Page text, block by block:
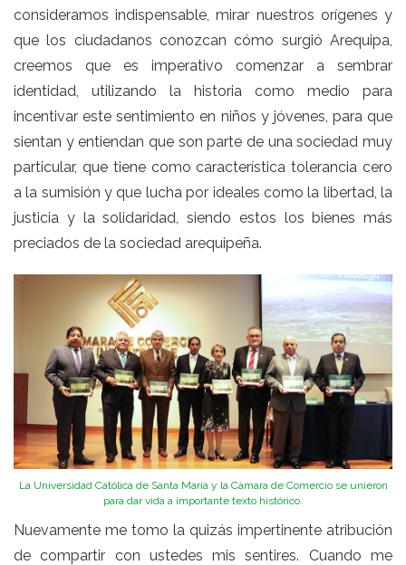
consideramos indispensable, mirar nuestros orígenes y
que los ciudadanos conozcan cómo surgió Arequipa,
creemos que es imperativo comenzar a sembrar
identidad, utilizando la historia como medio para
incentivar este sentimiento en niños y jóvenes, para que
sientan y entiendan que son parte de una sociedad muy
particular, que tiene como característica tolerancia cero
a la sumisión y que lucha por ideales como la libertad, la
justicia y la solidaridad, siendo estos los bienes más
preciados de la sociedad arequipeña.
La Universidad Católica de Santa María y la Cámara de Comercio se unieron
para dar vida a importante texto histórico.
Nuevamente me tomo la quizás impertinente atribución
de compartir con ustedes mis sentires. Cuando me